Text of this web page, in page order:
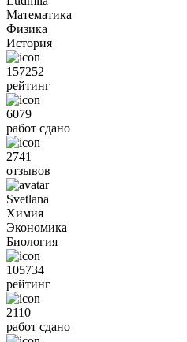
Математика
Физика
История
157252
рейтинг
6079
работ сдано
2741
отзывов
Svetlana
Химия
Экономика
Биология
105734
рейтинг
2110
работ сдано